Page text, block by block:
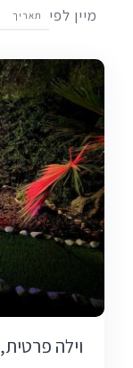
מיין לפי תאריך
וילה